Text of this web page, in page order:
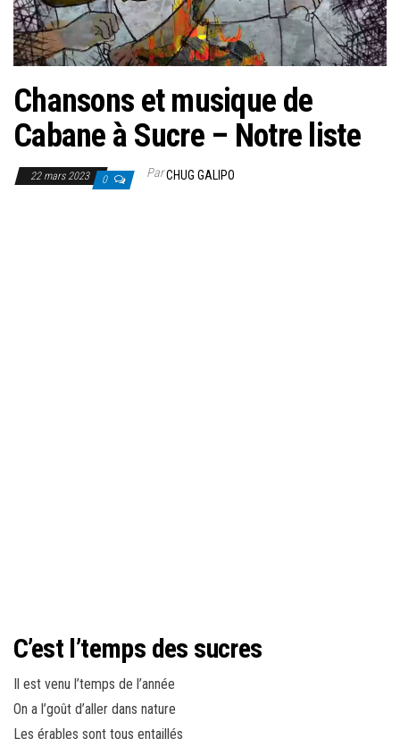
Chansons et musique de
Cabane à Sucre – Notre liste
22 mars 2023 0 ParCHUG GALIPO
C’est l’temps des sucres
Il est venu l’temps de l’année
On a l’goût d’aller dans nature
Les érables sont tous entaillés